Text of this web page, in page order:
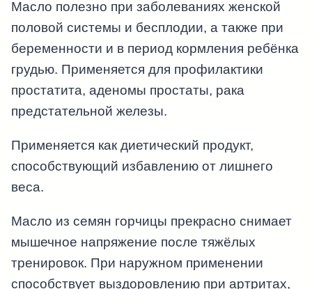
Масло полезно при заболеваниях женской
половой системы и бесплодии, а также при
беременности и в период кормления ребёнка
грудью. Применяется для профилактики
простатита, аденомы простаты, рака
предстательной железы.
Применяется как диетический продукт,
способствующий избавлению от лишнего
веса.
Масло из семян горчицы прекрасно снимает
мышечное напряжение после тяжёлых
тренировок. При наружном применении
способствует выздоровлению при артритах,